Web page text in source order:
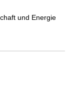
und Energie